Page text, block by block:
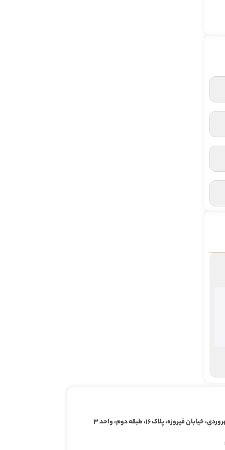
فیروزه، پلاک ۱۶، طبقه دوم، واحد ۳